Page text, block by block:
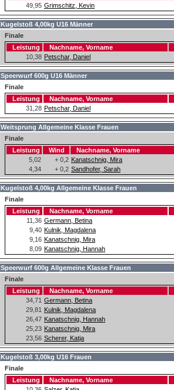
49,95 Grimschitz, Kevin
Kugelstoß 4,00kg U16 Männer
Finale
Leistung
Nachname, Vorname
10,38 Petschar, Daniel
Speerwurf 600g U16 Männer
Finale
Leistung
Nachname, Vorname
31,28 Petschar, Daniel
Weitsprung Allgemeine Klasse Frauen
Finale
Leistung
Wind Nachname, Vorname
5,02
+ 0,2 Kanatschnig, Mira
4,34
+ 0,2 Sandhofer, Sarah
Kugelstoß 4,00kg Allgemeine Klasse Frauen
Finale
Leistung
Nachname, Vorname
11,36 Germann, Betina
9,40 Kulnik, Magdalena
9,16 Kanatschnig, Mira
8,09 Kanatschnig, Hannah
Speerwurf 600g Allgemeine Klasse Frauen
Finale
Leistung
Nachname, Vorname
34,71 Germann, Betina
29,81 Kulnik, Magdalena
26,47 Kanatschnig, Hannah
25,23 Kanatschnig, Mira
23,56 Scherer, Katja
Kugelstoß 3,00kg U16 Frauen
Finale
Leistung
Nachname, Vorname